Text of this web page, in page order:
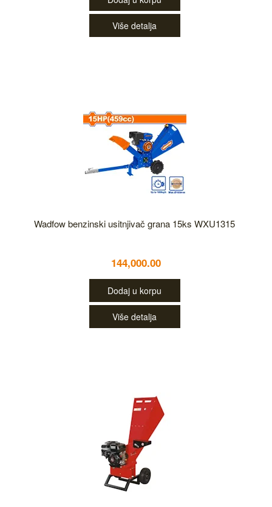
Više detalja
Wadfow benzinski usitnjivač grana 15ks WXU1315
144,000.00
Dodaj u korpu
Više detalja